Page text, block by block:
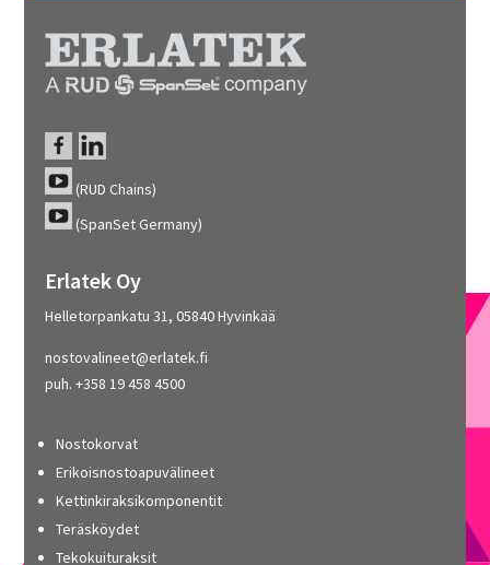
(RUD Chains)
(SpanSet Germany)
Erlatek Oy
Helletorpankatu 31, 05840 Hyvinkää
nostovalineet@erlatek.fi
puh. +358 19 458 4500
Nostokorvat
Erikoisnostoapuvälineet
Kettinkiraksikomponentit
Teräsköydet
Tekokuituraksit